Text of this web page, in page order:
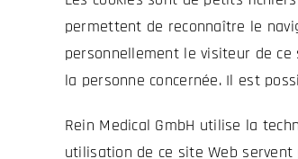
permettent de reconnaître le
personnellement le visiteur de ce
la personne concernée. Il est
Rein Medical GmbH utilise la
utilisation de ce site Web